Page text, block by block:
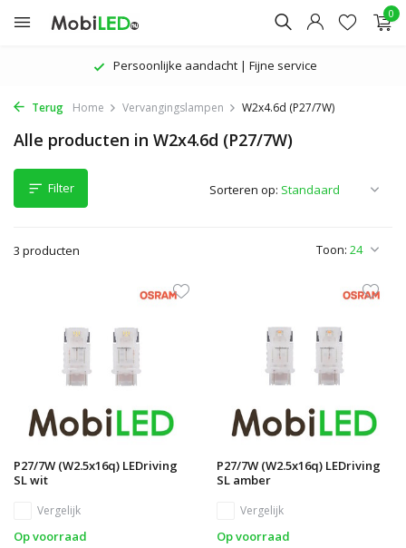
0
Persoonlijke aandacht | Fijne service
Terug Home Vervangingslampen W2x4.6d (P27/7W)
Alle producten in W2x4.6d (P27/7W)
Filter
3 producten Toon:
Sorteren op:
P27/7W (W2.5x16q) LEDriving
SL wit
Vergelijk
Op voorraad
P27/7W (W2.5x16q) LEDriving
SL amber
Vergelijk
Op voorraad